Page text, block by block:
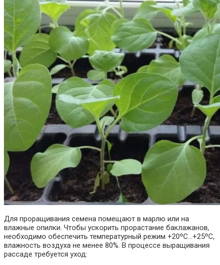
Для проращивания семена помещают в марлю или на
влажные опилки. Чтобы ускорить прорастание баклажанов,
необходимо обеспечить температурный режим +20ºС…+25ºС,
влажность воздуха не менее 80%. В процессе выращивания
рассаде требуется уход: